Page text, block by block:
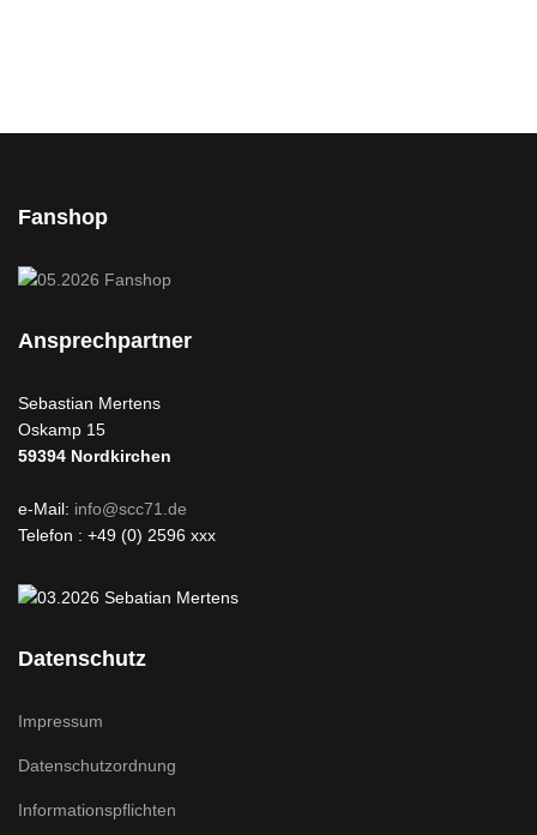
Fanshop
Ansprechpartner
Sebastian Mertens
Oskamp 15
59394 Nordkirchen
e-Mail: info@scc71.de
Telefon : +49 (0) 2596 xxx
Datenschutz
Impressum
Datenschutzordnung
Informationspflichten